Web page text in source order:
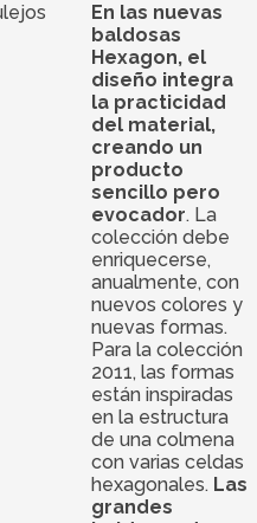
En las nuevas
baldosas
Hexagon, el
diseño integra
la practicidad
del material,
creando un
producto
sencillo pero
evocador. La
colección debe
enriquecerse,
anualmente, con
nuevos colores y
nuevas formas.
Para la colección
2011, las formas
están inspiradas
en la estructura
de una colmena
con varias celdas
hexagonales. Las
grandes